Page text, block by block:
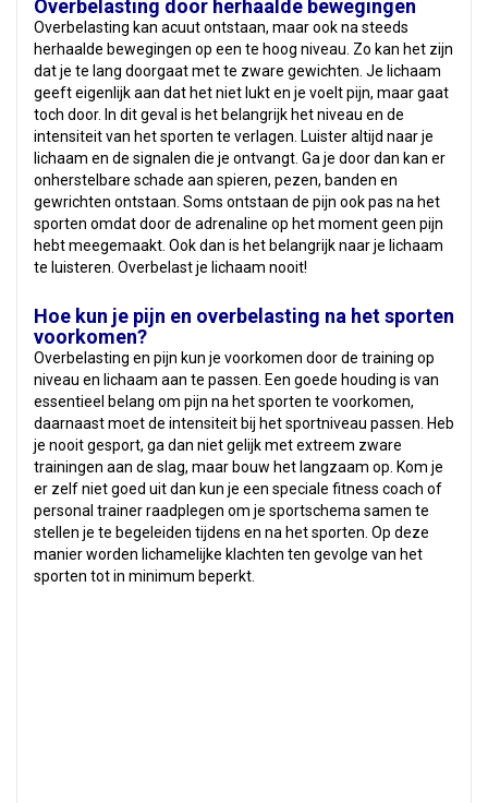
Overbelasting door herhaalde bewegingen
Overbelasting kan acuut ontstaan, maar ook na steeds
herhaalde bewegingen op een te hoog niveau. Zo kan het zijn
dat je te lang doorgaat met te zware gewichten. Je lichaam
geeft eigenlijk aan dat het niet lukt en je voelt pijn, maar gaat
toch door. In dit geval is het belangrijk het niveau en de
intensiteit van het sporten te verlagen. Luister altijd naar je
lichaam en de signalen die je ontvangt. Ga je door dan kan er
onherstelbare schade aan spieren, pezen, banden en
gewrichten ontstaan. Soms ontstaan de pijn ook pas na het
sporten omdat door de adrenaline op het moment geen pijn
hebt meegemaakt. Ook dan is het belangrijk naar je lichaam
te luisteren. Overbelast je lichaam nooit!
Hoe kun je pijn en overbelasting na het sporten
voorkomen?
Overbelasting en pijn kun je voorkomen door de training op
niveau en lichaam aan te passen. Een goede houding is van
essentieel belang om pijn na het sporten te voorkomen,
daarnaast moet de intensiteit bij het sportniveau passen. Heb
je nooit gesport, ga dan niet gelijk met extreem zware
trainingen aan de slag, maar bouw het langzaam op. Kom je
er zelf niet goed uit dan kun je een speciale fitness coach of
personal trainer raadplegen om je sportschema samen te
stellen je te begeleiden tijdens en na het sporten. Op deze
manier worden lichamelijke klachten ten gevolge van het
sporten tot in minimum beperkt.